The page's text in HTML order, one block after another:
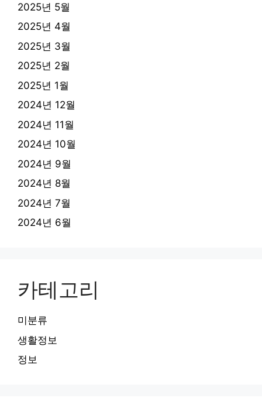
2025년 5월
2025년 4월
2025년 3월
2025년 2월
2025년 1월
2024년 12월
2024년 11월
2024년 10월
2024년 9월
2024년 8월
2024년 7월
2024년 6월
카테고리
미분류
생활정보
정보